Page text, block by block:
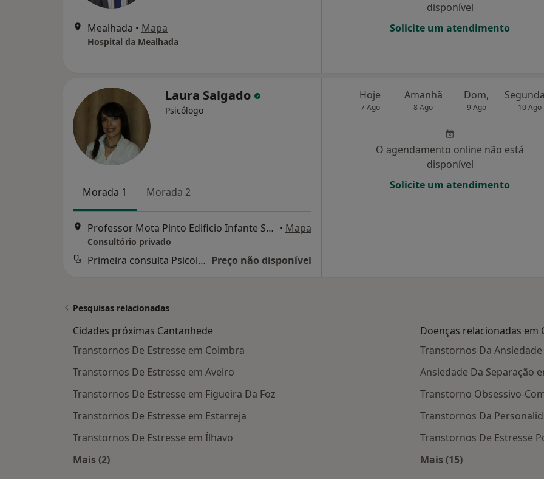
Mealhada • Mapa
Hospital da Mealhada
disponível
Solicite um atendimento
Laura Salgado
Psicólogo
Morada 1 Morada 2
Professor Mota Pinto Edificio Infante Sagres Bloco C4 2º Esquerdo, Cantanhede • Mapa
Consultório privado
Primeira consulta Psicologia Preço não disponível
Hoje
7 Ago
Amanhã
8 Ago
Dom,
9 Ago 10 Ago
O agendamento online não está
disponível
Solicite um atendimento
Pesquisas relacionadas
Cidades próximas Cantanhede
Transtornos De Estresse em Coimbra
Transtornos De Estresse em Aveiro
Transtornos De Estresse em Figueira Da Foz
Transtornos De Estresse em Estarreja
Transtornos De Estresse em Ílhavo
Mais (2)
Doenças relacionadas em
Transtornos Da
Ansiedade Da Separação
Transtorno Obsessivo-
Transtornos Da
Transtornos De Estresse
Mais (15)